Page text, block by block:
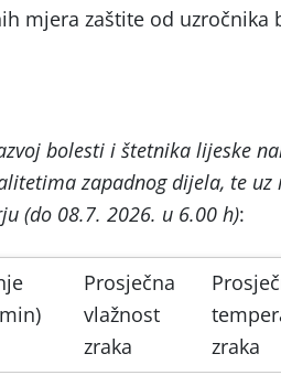
mjera zaštite od uzročnika
bolesti i štetnika lijeske
zapadnog dijela, te uz
(do 08.7. 2026. u 6.00 h):
Prosječna
vlažnost
zraka
zraka